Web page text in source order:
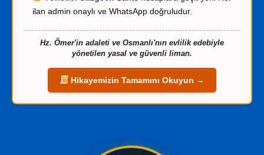
ilan admin onaylı ve WhatsApp doğruludur.
Hz. Ömer'in adaleti ve Osmanlı'nın evlilik edebiyle
yönetilen yasal ve güvenli liman.
Hikayemizin Tamamını Okuyun →